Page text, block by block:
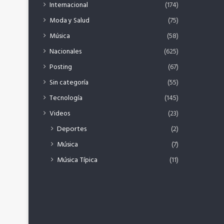
Internacional
(174)
Moda y Salud
(75)
Música
(58)
Nacionales
(625)
Posting
(67)
Sin categoría
(55)
Tecnología
(145)
Videos
(23)
Deportes
(2)
Música
(7)
Música Típica
(11)